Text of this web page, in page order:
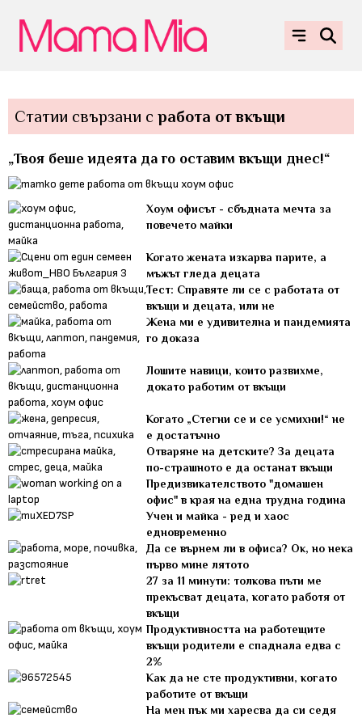
Статии свързани с работа от вкъщи
„Твоя беше идеята да го оставим вкъщи днес!“
Хоум офисът - сбъдната мечта за
повечето майки
Когато жената изкарва парите, а
мъжът гледа децата
Тест: Справяте ли се с работата от
вкъщи и децата, или не
Жена ми е удивителна и пандемията
го доказа
Лошите навици, които развихме,
докато работим от вкъщи
Когато „Стегни се и се усмихни!“ не
е достатъчно
Отваряне на детските? За децата
по-страшното е да останат вкъщи
Предизвикателството "домашен
офис" в края на една трудна година
Учен и майка - ред и хаос
едновременно
Да се върнем ли в офиса? Ок, но нека
първо мине лятото
27 за 11 минути: толкова пъти ме
прекъсват децата, когато работя от
вкъщи
Продуктивността на работещите
вкъщи родители е спаднала едва с
2%
Как да не сте продуктивни, когато
работите от вкъщи
На мен пък ми харесва да си седя